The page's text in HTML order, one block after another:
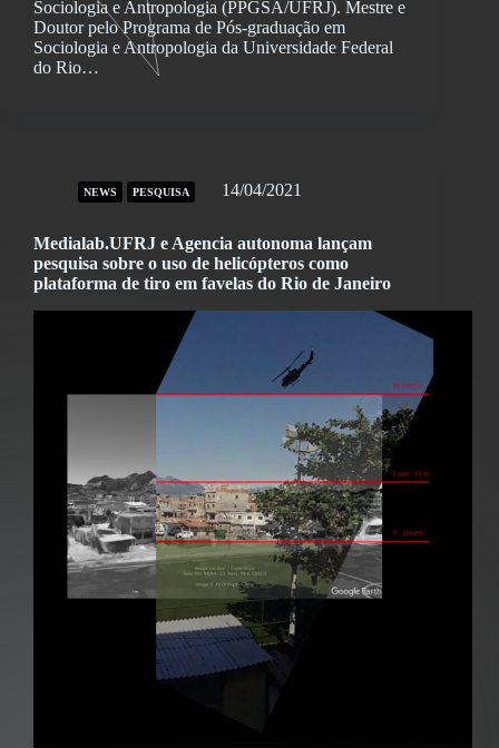
Sociologia e Antropologia (PPGSA/UFRJ). Mestre e
Doutor pelo Programa de Pós-graduação em
Sociologia e Antropologia da Universidade Federal
do Rio…
NEWS PESQUISA 14/04/2021
Medialab.UFRJ e Agencia autonoma lançam
pesquisa sobre o uso de helicópteros como
plataforma de tiro em favelas do Rio de Janeiro